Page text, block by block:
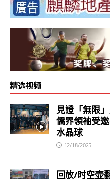
精选视频
見證「無限
僑界領袖受
水晶球
12/18/2025
回放/时空壶